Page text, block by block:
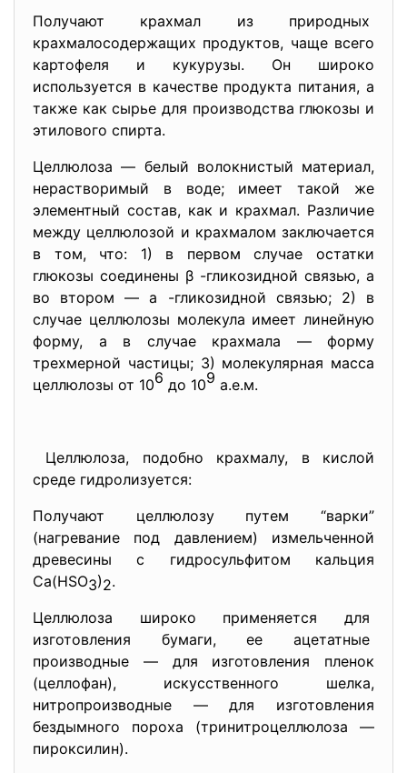
Получают крахмал из природных
крахмалосодержащих продуктов, чаще всего
картофеля и кукурузы. Он широко
используется в качестве продукта питания, а
также как сырье для производства глюкозы и
этилового спирта.
Целлюлоза — белый волокнистый материал,
нерастворимый в воде; имеет такой же
элементный состав, как и крахмал. Различие
между целлюлозой и крахмалом заключается
в том, что: 1) в первом случае остатки
глюкозы соединены β -гликозидной связью, а
во втором — a -гликозидной связью; 2) в
случае целлюлозы молекула имеет линейную
форму, а в случае крахмала — форму
трехмерной частицы; 3) молекулярная масса
целлюлозы от 106 до 109 а.е.м.
Целлюлоза, подобно крахмалу, в кислой
среде гидролизуется:
Получают целлюлозу путем “варки”
(нагревание под давлением) измельченной
древесины с гидросульфитом кальция
Са(НSO3)2.
Целлюлоза широко применяется для
изготовления бумаги, ее ацетатные
производные — для изготовления пленок
(целлофан), искусственного шелка,
нитропроизводные — для изготовления
бездымного пороха (тринитроцеллюлоза —
пироксилин).